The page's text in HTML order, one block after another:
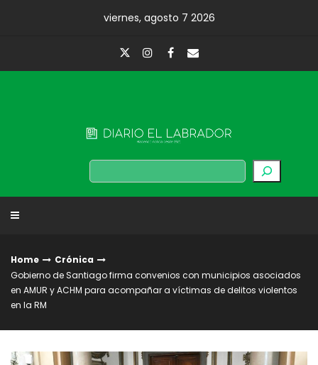
viernes, agosto 7 2026
Buscar
Home
Crónica
Gobierno de Santiago firma convenios con municipios asociados
en AMUR y ACHM para acompañar a víctimas de delitos violentos
en la RM